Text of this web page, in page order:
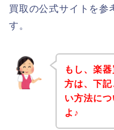
買取の公式サイトを参
す。
もし、楽
方は、下
い方法に
よ♪